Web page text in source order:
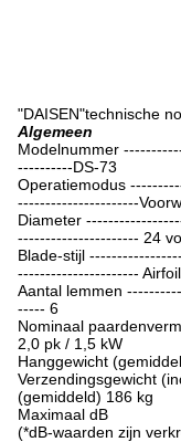
"DAISEN"technische
Algemeen
Modelnummer
----------DS-73
Operatiemodus
----------------------
Diameter
---------------------- 24
Blade-stijl
----------------------
Aantal lemmen
----- 6
Nominaal
2,0 pk / 1,5 kW
Hanggewicht
Verzendingsgewicht
(gemiddeld) 186 kg
Maximaal dB
(*dB-waarden zijn